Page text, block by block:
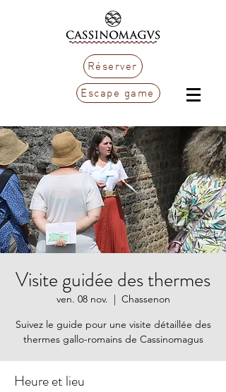
Réserver
Escape game
Visite guidée des thermes
ven. 08 nov.
  |
Chassenon
Suivez le guide pour une visite détaillée des
thermes gallo-romains de Cassinomagus
Heure et lieu